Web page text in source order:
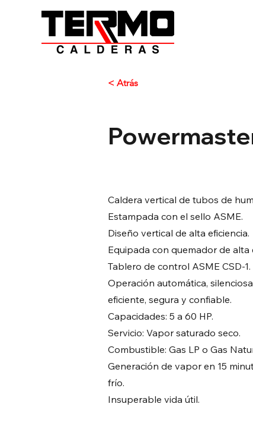
< Atrás
Caldera vertical de tubos de
Estampada con el sello ASME.
Diseño vertical de alta eficiencia.
Equipada con quemador de alta
Tablero de control ASME CSD-1.
Operación automática,
eficiente, segura y confiable.
Capacidades: 5 a 60 HP.
Servicio: Vapor saturado seco.
Combustible: Gas LP o Gas
Generación de vapor en 15
frío.
Insuperable vida útil.